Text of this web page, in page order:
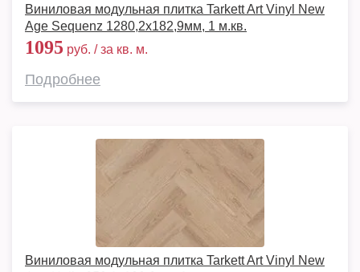
Виниловая модульная плитка Tarkett Art Vinyl New
Age Sequenz 1280,2х182,9мм, 1 м.кв.
1095 руб. / за кв. м.
Подробнее
Виниловая модульная плитка Tarkett Art Vinyl New